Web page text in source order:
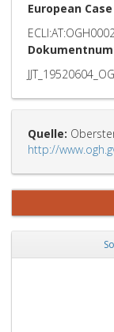
European
Quelle:
http://